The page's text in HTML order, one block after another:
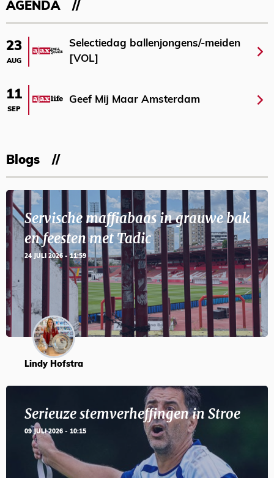
AGENDA
23
AUG
Selectiedag ballenjongens/-meiden
[VOL]
11
SEP
Geef Mij Maar Amsterdam
Blogs
Servische maffiabaas in grauwe bak
en feesten met Tadic
24 JULI 2026 - 11:59
Lindy Hofstra
Serieuze stemverheffingen in Stroe
09 JULI 2026 - 10:15